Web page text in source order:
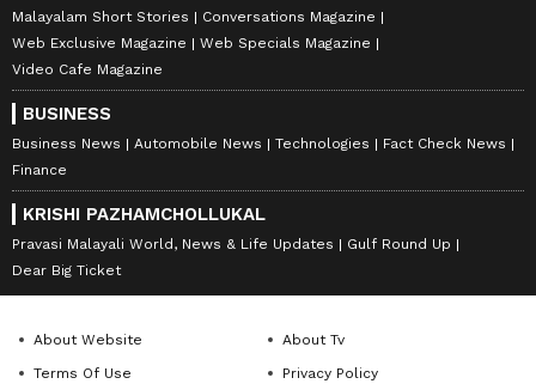
Malayalam Short Stories
Conversations Magazine
Web Exclusive Magazine
Web Specials Magazine
Video Cafe Magazine
BUSINESS
Business News Automobile News Technologies
Fact Check News
Finance
KRISHI PAZHAMCHOLLUKAL
Pravasi Malayali World, News & Life Updates
Gulf Round Up
Dear Big Ticket
About Website
About Tv
Terms Of Use
Privacy Policy